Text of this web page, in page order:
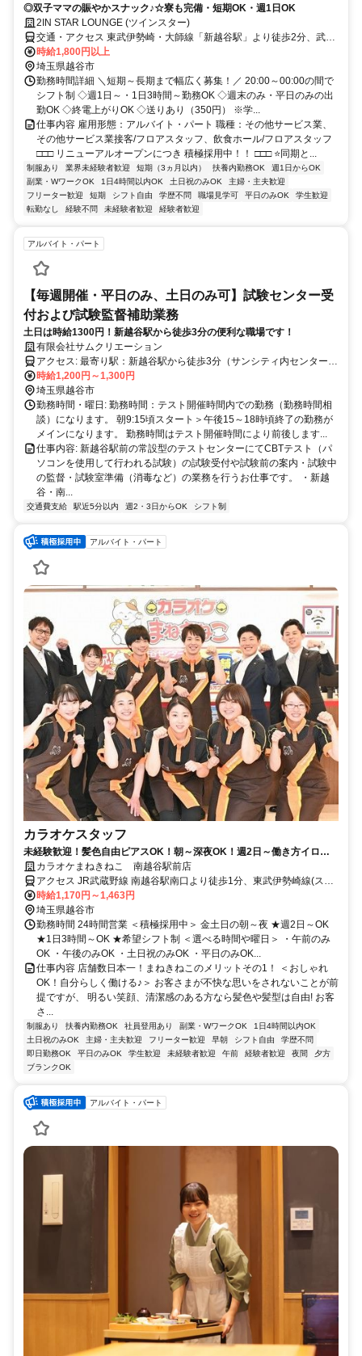
◎双子ママの賑やかスナック♪☆寮も完備・短期OK・週1日OK
2IN STAR LOUNGE (ツインスター)
交通・アクセス 東武伊勢崎・大師線「新越谷駅」より徒歩2分、武蔵
野線「南越谷駅」より徒歩5分
時給1,800円以上
埼玉県越谷市
勤務時間詳細 ＼短期～長期まで幅広く募集！／ 20:00～00:00の間で
シフト制 ◇週1日～・1日3時間～勤務OK ◇週末のみ・平日のみの出
勤OK ◇終電上がりOK ◇送りあり（350円） ※学...
仕事内容 雇用形態：アルバイト・パート 職種：その他サービス業、
その他サービス業接客/フロアスタッフ、飲食ホール/フロアスタッフ
□□□ リニューアルオープンにつき 積極採用中！！ □□□ ⭐同期と...
制服あり 業界未経験者歓迎 短期（3ヵ月以内） 扶養内勤務OK
週1日からOK
副業・WワークOK
1日4時間以内OK 土日祝のみOK
主婦・主夫歓迎
フリーター歓迎
短期 シフト自由 学歴不問 職場見学可 平日のみOK
学生歓迎
転勤なし
経験不問 未経験者歓迎 経験者歓迎
アルバイト・パート
【毎週開催・平日のみ、土日のみ可】試験センター受
付および試験監督補助業務
土日は時給1300円！新越谷駅から徒歩3分の便利な職場です！
有限会社サムクリエーション
アクセス: 最寄り駅：新越谷駅から徒歩3分（サンシティ内センター）
自転車置き場・駐車場はありません（近隣の有料駐車場・駐輪場をご
利用下さい）
時給1,200円～1,300円
埼玉県越谷市
勤務時間・曜日: 勤務時間：テスト開催時間内での勤務（勤務時間相
談）になります。 朝9:15頃スタート＞午後15～18時頃終了の勤務が
メインになります。 勤務時間はテスト開催時間により前後します...
仕事内容: 新越谷駅前の常設型のテストセンターにてCBTテスト（パ
ソコンを使用して行われる試験）の試験受付や試験前の案内・試験中
の監督・試験室準備（消毒など）の業務を行うお仕事です。 ・新越
谷・南...
交通費支給 駅近5分以内 週2・3日からOK シフト制
アルバイト・パート
カラオケスタッフ
未経験歓迎！髪色自由ピアスOK！朝～深夜OK！週2日～働き方イロイ
ロ！まねきねこで楽しく稼ご～！
カラオケまねきねこ 南越谷駅前店
アクセス JR武蔵野線 南越谷駅南口より徒歩1分、東武伊勢崎線(スカ
イツリーライン) 新越谷駅東口より徒歩1分
時給1,170円～1,463円
埼玉県越谷市
勤務時間 24時間営業 ＜積極採用中＞ 金土日の朝～夜 ★週2日～OK
★1日3時間～OK ★希望シフト制 ＜選べる時間や曜日＞ ・午前のみ
OK ・午後のみOK ・土日祝のみOK ・平日のみOK...
仕事内容 店舗数日本一！まねきねこのメリットその1！ ＜おしゃれ
OK！自分らしく働ける♪＞ お客さまが不快な思いをされないことが前
提ですが、 明るい笑顔、清潔感のある方なら髪色や髪型は自由! お客
さ...
制服あり 扶養内勤務OK 社員登用あり 副業・WワークOK
1日4時間以内OK
土日祝のみOK
主婦・主夫歓迎 フリーター歓迎 早朝 シフト自由
学歴不問
即日勤務OK
平日のみOK 学生歓迎 未経験者歓迎 午前 経験者歓迎 夜間
夕方
ブランクOK
アルバイト・パート